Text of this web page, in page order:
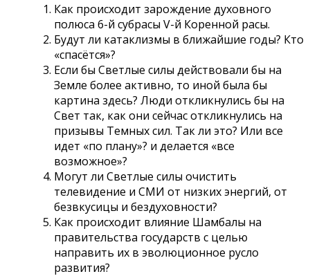
Как происходит зарождение духовного
полюса 6-й субрасы V-й Коренной расы.
Будут ли катаклизмы в ближайшие годы? Кто
«спасётся»?
Если бы Светлые силы действовали бы на
Земле более активно, то иной была бы
картина здесь? Люди откликнулись бы на
Свет так, как они сейчас откликнулись на
призывы Темных сил. Так ли это? Или все
идет «по плану»? и делается «все
возможное»?
Могут ли Светлые силы очистить
телевидение и СМИ от низких энергий, от
безвкусицы и бездуховности?
Как происходит влияние Шамбалы на
правительства государств с целью
направить их в эволюционное русло
развития?